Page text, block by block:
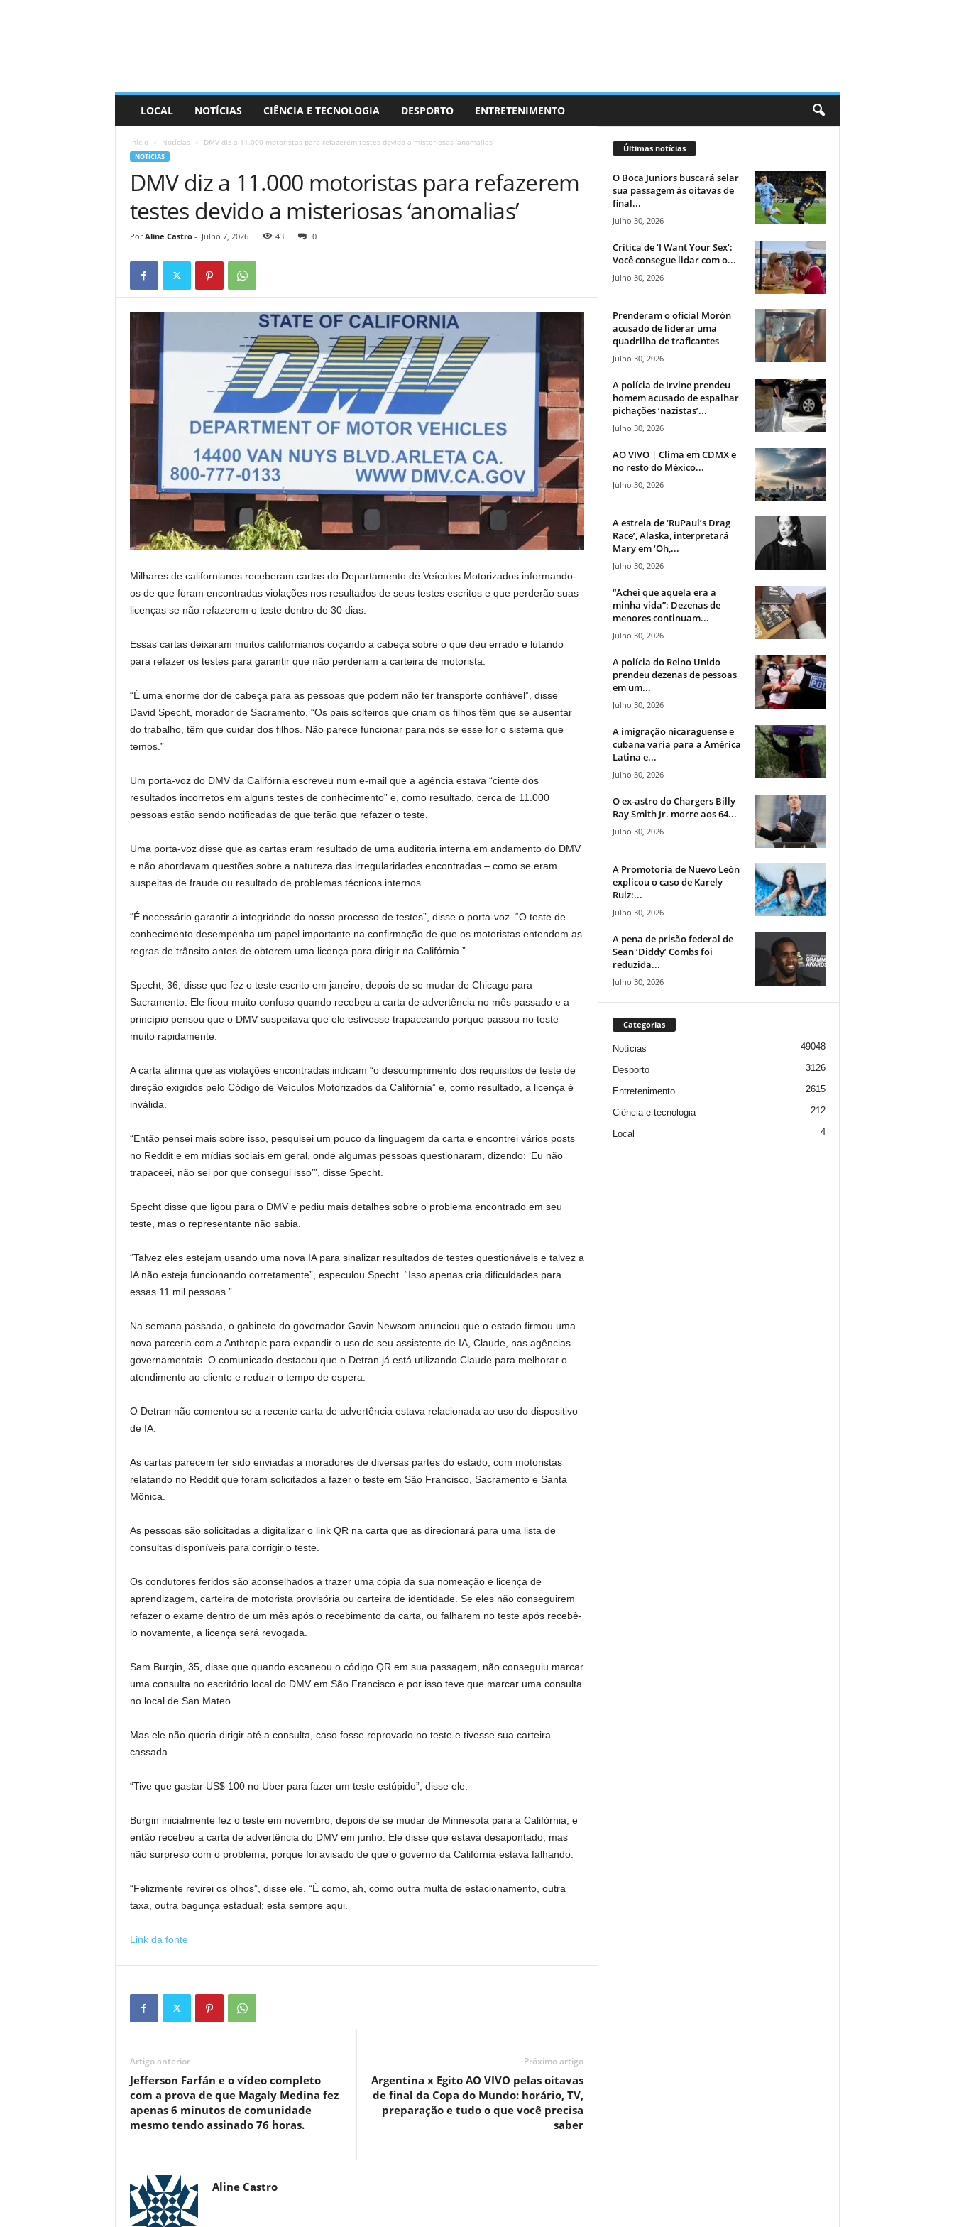
LOCAL NOTÍCIAS CIÊNCIA E TECNOLOGIA DESPORTO ENTRETENIMENTO
Início Notícias DMV diz a 11.000 motoristas para refazerem testes devido a misteriosas ‘anomalias’
NOTÍCIAS
DMV diz a 11.000 motoristas para refazerem
testes devido a misteriosas ‘anomalias’
Por Aline Castro- Julho 7, 2026 43 0
Milhares de californianos receberam cartas do Departamento de Veículos Motorizados informando-
os de que foram encontradas violações nos resultados de seus testes escritos e que perderão suas
licenças se não refazerem o teste dentro de 30 dias.
Essas cartas deixaram muitos californianos coçando a cabeça sobre o que deu errado e lutando
para refazer os testes para garantir que não perderiam a carteira de motorista.
“É uma enorme dor de cabeça para as pessoas que podem não ter transporte confiável”, disse
David Specht, morador de Sacramento. “Os pais solteiros que criam os filhos têm que se ausentar
do trabalho, têm que cuidar dos filhos. Não parece funcionar para nós se esse for o sistema que
temos.”
Um porta-voz do DMV da Califórnia escreveu num e-mail que a agência estava “ciente dos
resultados incorretos em alguns testes de conhecimento” e, como resultado, cerca de 11.000
pessoas estão sendo notificadas de que terão que refazer o teste.
Uma porta-voz disse que as cartas eram resultado de uma auditoria interna em andamento do DMV
e não abordavam questões sobre a natureza das irregularidades encontradas – como se eram
suspeitas de fraude ou resultado de problemas técnicos internos.
“É necessário garantir a integridade do nosso processo de testes”, disse o porta-voz. “O teste de
conhecimento desempenha um papel importante na confirmação de que os motoristas entendem as
regras de trânsito antes de obterem uma licença para dirigir na Califórnia.”
Specht, 36, disse que fez o teste escrito em janeiro, depois de se mudar de Chicago para
Sacramento. Ele ficou muito confuso quando recebeu a carta de advertência no mês passado e a
princípio pensou que o DMV suspeitava que ele estivesse trapaceando porque passou no teste
muito rapidamente.
A carta afirma que as violações encontradas indicam “o descumprimento dos requisitos de teste de
direção exigidos pelo Código de Veículos Motorizados da Califórnia” e, como resultado, a licença é
inválida.
“Então pensei mais sobre isso, pesquisei um pouco da linguagem da carta e encontrei vários posts
no Reddit e em mídias sociais em geral, onde algumas pessoas questionaram, dizendo: ‘Eu não
trapaceei, não sei por que consegui isso’”, disse Specht.
Specht disse que ligou para o DMV e pediu mais detalhes sobre o problema encontrado em seu
teste, mas o representante não sabia.
“Talvez eles estejam usando uma nova IA para sinalizar resultados de testes questionáveis ​​e talvez a
IA não esteja funcionando corretamente”, especulou Specht. “Isso apenas cria dificuldades para
essas 11 mil pessoas.”
Na semana passada, o gabinete do governador Gavin Newsom anunciou que o estado firmou uma
nova parceria com a Anthropic para expandir o uso de seu assistente de IA, Claude, nas agências
governamentais. O comunicado destacou que o Detran já está utilizando Claude para melhorar o
atendimento ao cliente e reduzir o tempo de espera.
O Detran não comentou se a recente carta de advertência estava relacionada ao uso do dispositivo
de IA.
As cartas parecem ter sido enviadas a moradores de diversas partes do estado, com motoristas
relatando no Reddit que foram solicitados a fazer o teste em São Francisco, Sacramento e Santa
Mônica.
As pessoas são solicitadas a digitalizar o link QR na carta que as direcionará para uma lista de
consultas disponíveis para corrigir o teste.
Os condutores feridos são aconselhados a trazer uma cópia da sua nomeação e licença de
aprendizagem, carteira de motorista provisória ou carteira de identidade. Se eles não conseguirem
refazer o exame dentro de um mês após o recebimento da carta, ou falharem no teste após recebê-
lo novamente, a licença será revogada.
Sam Burgin, 35, disse que quando escaneou o código QR em sua passagem, não conseguiu marcar
uma consulta no escritório local do DMV em São Francisco e por isso teve que marcar uma consulta
no local de San Mateo.
Mas ele não queria dirigir até a consulta, caso fosse reprovado no teste e tivesse sua carteira
cassada.
“Tive que gastar US$ 100 no Uber para fazer um teste estúpido”, disse ele.
Burgin inicialmente fez o teste em novembro, depois de se mudar de Minnesota para a Califórnia, e
então recebeu a carta de advertência do DMV em junho. Ele disse que estava desapontado, mas
não surpreso com o problema, porque foi avisado de que o governo da Califórnia estava falhando.
“Felizmente revirei os olhos”, disse ele. “É como, ah, como outra multa de estacionamento, outra
taxa, outra bagunça estadual; está sempre aqui.
Link da fonte
Artigo anterior
Jefferson Farfán e o vídeo completo
com a prova de que Magaly Medina fez
apenas 6 minutos de comunidade
mesmo tendo assinado 76 horas.
Próximo artigo
Argentina x Egito AO VIVO pelas oitavas
de final da Copa do Mundo: horário, TV,
preparação e tudo o que você precisa
saber
Aline Castro
Últimas notícias
O Boca Juniors buscará selar
sua passagem às oitavas de
final...
Julho 30, 2026
Crítica de ‘I Want Your Sex’:
Você consegue lidar com o...
Julho 30, 2026
Prenderam o oficial Morón
acusado de liderar uma
quadrilha de traficantes
Julho 30, 2026
A polícia de Irvine prendeu
homem acusado de espalhar
pichações ‘nazistas’...
Julho 30, 2026
AO VIVO | Clima em CDMX e
no resto do México...
Julho 30, 2026
A estrela de ‘RuPaul’s Drag
Race’, Alaska, interpretará
Mary em ‘Oh,...
Julho 30, 2026
“Achei que aquela era a
minha vida”: Dezenas de
menores continuam...
Julho 30, 2026
A polícia do Reino Unido
prendeu dezenas de pessoas
em um...
Julho 30, 2026
A imigração nicaraguense e
cubana varia para a América
Latina e...
Julho 30, 2026
O ex-astro do Chargers Billy
Ray Smith Jr. morre aos 64...
Julho 30, 2026
A Promotoria de Nuevo León
explicou o caso de Karely
Ruiz:...
Julho 30, 2026
A pena de prisão federal de
Sean ‘Diddy’ Combs foi
reduzida...
Julho 30, 2026
Categorias
Notícias 49048
Desporto 3126
Entretenimento 2615
Ciência e tecnologia 212
Local 4